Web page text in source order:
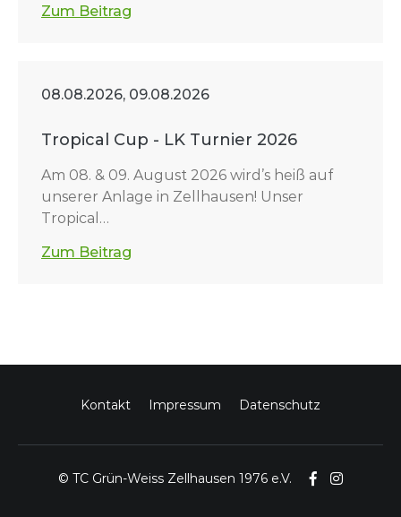
Zum Beitrag
08.08.2026, 09.08.2026
Tropical Cup - LK Turnier 2026
Am 08. & 09. August 2026 wird’s heiß auf
unserer Anlage in Zellhausen! Unser
Tropical…
Zum Beitrag
Kontakt Impressum Datenschutz
© TC Grün-Weiss Zellhausen 1976 e.V.